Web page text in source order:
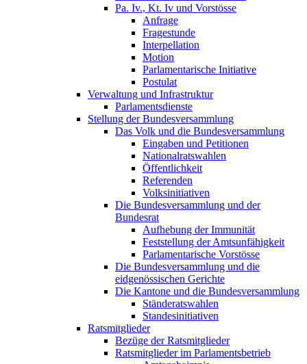
Pa. Iv., Kt. Iv und Vorstösse
Anfrage
Fragestunde
Interpellation
Motion
Parlamentarische Initiative
Postulat
Verwaltung und Infrastruktur
Parlamentsdienste
Stellung der Bundesversammlung
Das Volk und die Bundesversammlung
Eingaben und Petitionen
Nationalratswahlen
Öffentlichkeit
Referenden
Volksinitiativen
Die Bundesversammlung und der
Bundesrat
Aufhebung der Immunität
Feststellung der Amtsunfähigkeit
Parlamentarische Vorstösse
Die Bundesversammlung und die
eidgenössischen Gerichte
Die Kantone und die Bundesversammlung
Ständeratswahlen
Standesinitiativen
Ratsmitglieder
Bezüge der Ratsmitglieder
Ratsmitglieder im Parlamentsbetrieb